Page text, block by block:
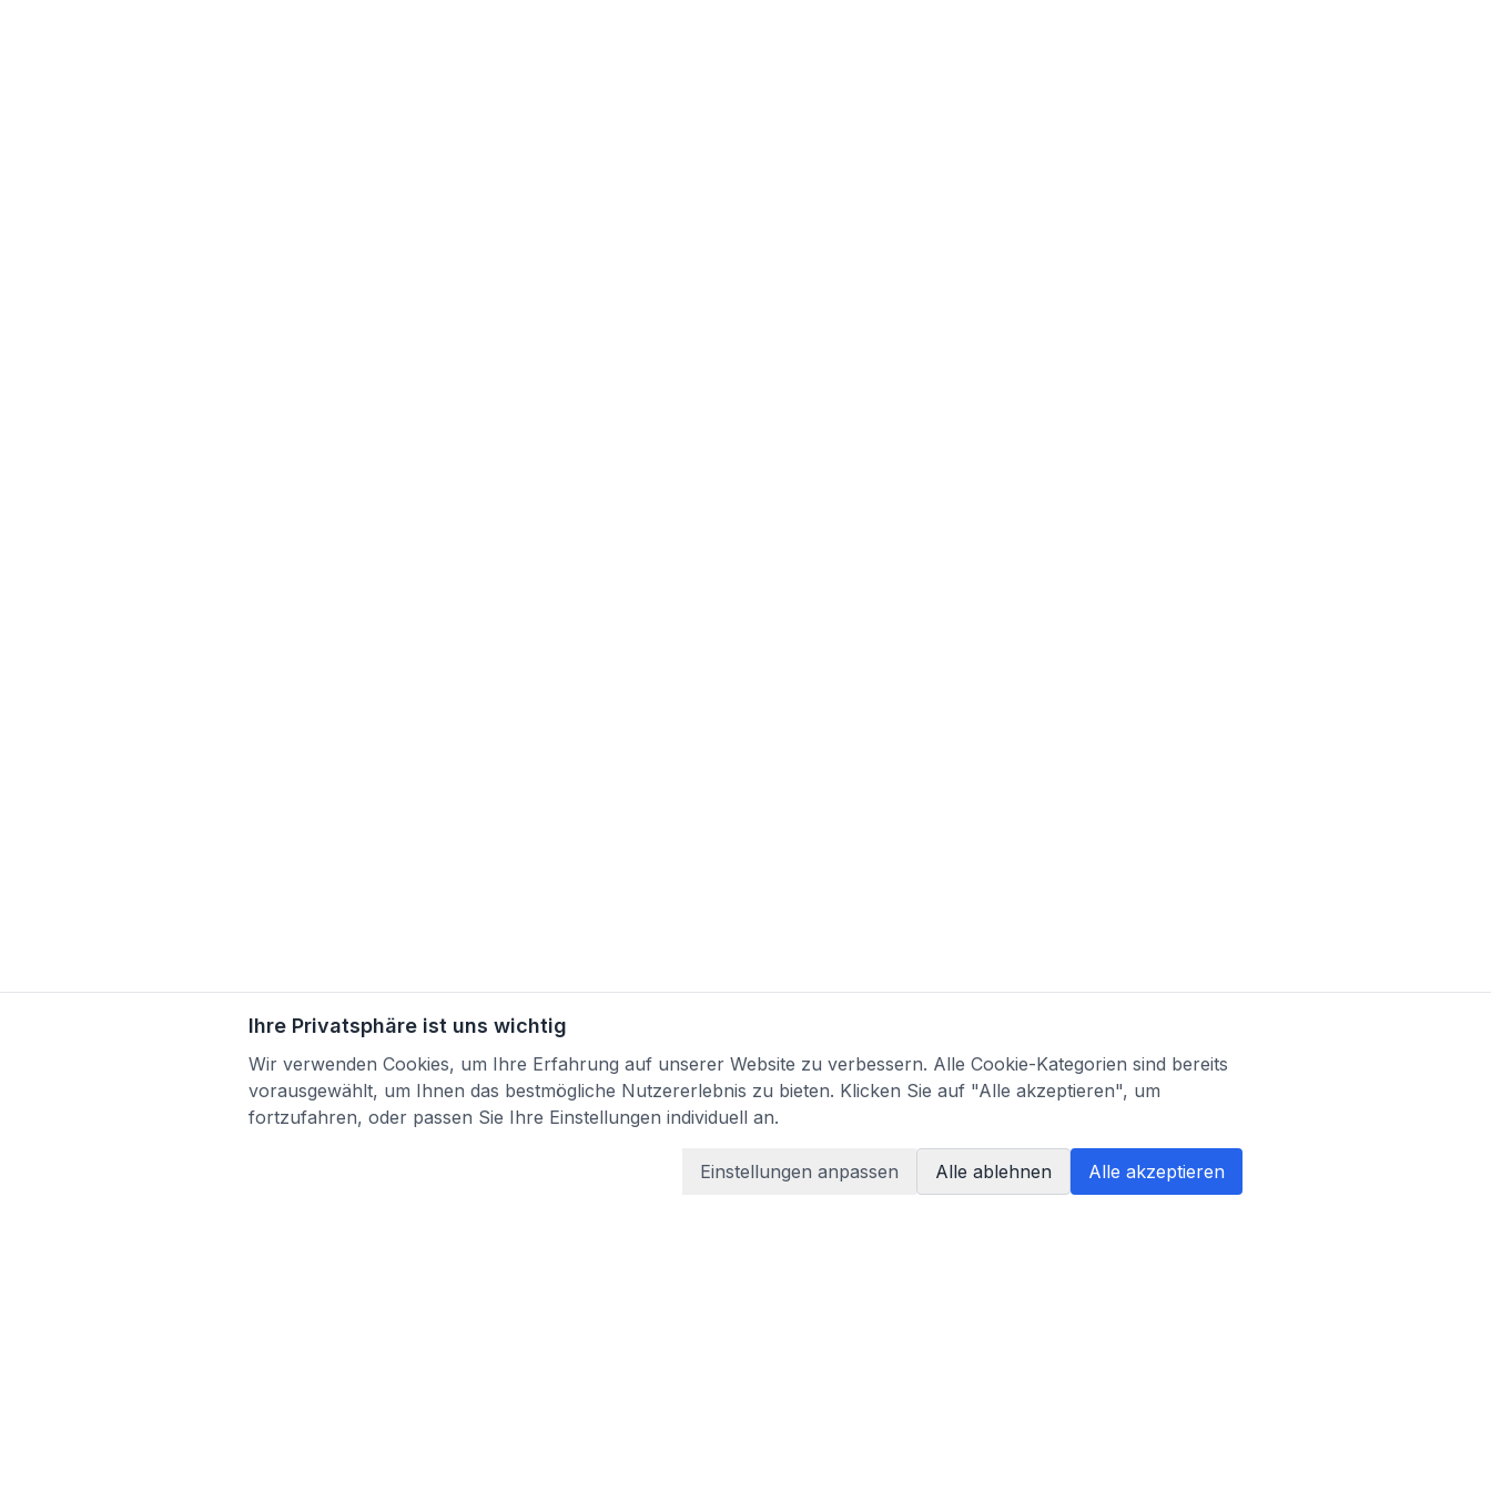
Ihre Privatsphäre ist uns wichtig
Wir verwenden Cookies, um Ihre Erfahrung auf unserer Website zu verbessern. Alle Cookie-Kategorien sind bereits
vorausgewählt, um Ihnen das bestmögliche Nutzererlebnis zu bieten. Klicken Sie auf "Alle akzeptieren", um
fortzufahren, oder passen Sie Ihre Einstellungen individuell an.
Einstellungen anpassen Alle ablehnen Alle akzeptieren